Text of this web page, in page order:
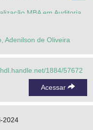
MBA em Auditoria
Adenilson de Oliveira
1884/57672
Acessar
2024